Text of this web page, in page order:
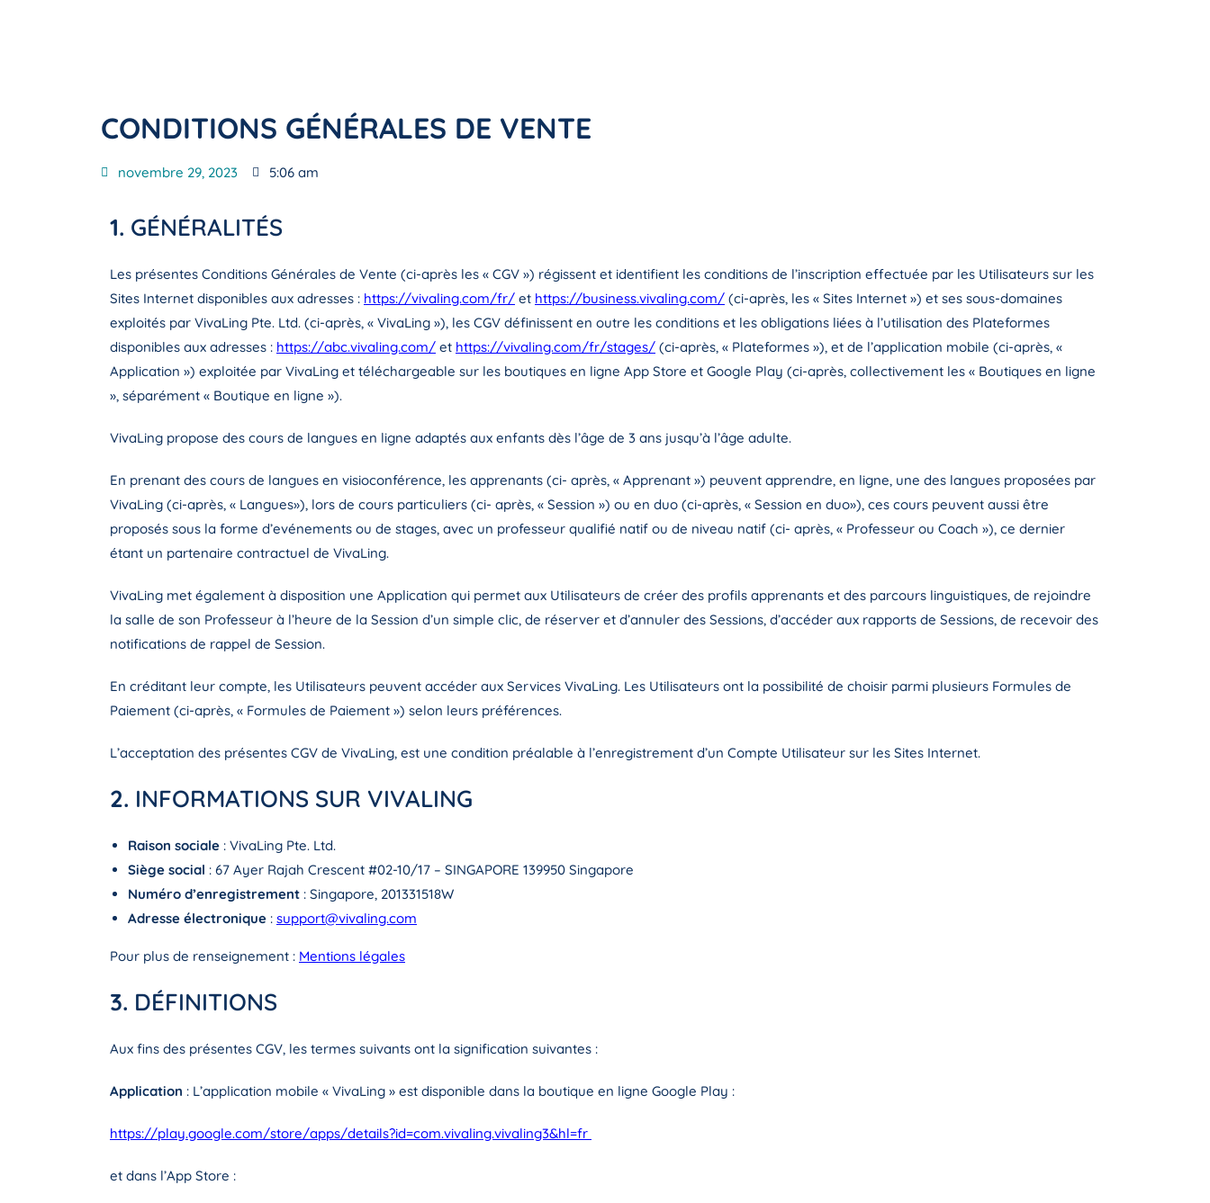
CONDITIONS GÉNÉRALES DE VENTE
novembre 29, 2023 5:06 am
1. GÉNÉRALITÉS
Les présentes Conditions Générales de Vente (ci-après les « CGV ») régissent et identifient les conditions de l’inscription effectuée par les Utilisateurs sur les
Sites Internet disponibles aux adresses : https://vivaling.com/fr/ et https://business.vivaling.com/ (ci-après, les « Sites Internet ») et ses sous-domaines
exploités par VivaLing Pte. Ltd. (ci-après, « VivaLing »), les CGV définissent en outre les conditions et les obligations liées à l’utilisation des Plateformes
disponibles aux adresses : https://abc.vivaling.com/ et https://vivaling.com/fr/stages/ (ci-après, « Plateformes »), et de l’application mobile (ci-après, «
Application ») exploitée par VivaLing et téléchargeable sur les boutiques en ligne App Store et Google Play (ci-après, collectivement les « Boutiques en ligne
», séparément « Boutique en ligne »).
VivaLing propose des cours de langues en ligne adaptés aux enfants dès l’âge de 3 ans jusqu’à l’âge adulte.
En prenant des cours de langues en visioconférence, les apprenants (ci- après, « Apprenant ») peuvent apprendre, en ligne, une des langues proposées par
VivaLing (ci-après, « Langues»), lors de cours particuliers (ci- après, « Session ») ou en duo (ci-après, « Session en duo»), ces cours peuvent aussi être
proposés sous la forme d’evénements ou de stages, avec un professeur qualifié natif ou de niveau natif (ci- après, « Professeur ou Coach »), ce dernier
étant un partenaire contractuel de VivaLing.
VivaLing met également à disposition une Application qui permet aux Utilisateurs de créer des profils apprenants et des parcours linguistiques, de rejoindre
la salle de son Professeur à l’heure de la Session d’un simple clic, de réserver et d’annuler des Sessions, d’accéder aux rapports de Sessions, de recevoir des
notifications de rappel de Session.
En créditant leur compte, les Utilisateurs peuvent accéder aux Services VivaLing. Les Utilisateurs ont la possibilité de choisir parmi plusieurs Formules de
Paiement (ci-après, « Formules de Paiement ») selon leurs préférences.
L’acceptation des présentes CGV de VivaLing, est une condition préalable à l’enregistrement d’un Compte Utilisateur sur les Sites Internet.
2. INFORMATIONS SUR VIVALING
Raison sociale : VivaLing Pte. Ltd.
Siège social : 67 Ayer Rajah Crescent #02-10/17 – SINGAPORE 139950 Singapore
Numéro d’enregistrement : Singapore, 201331518W
Adresse électronique : support@vivaling.com
Pour plus de renseignement : Mentions légales
3. DÉFINITIONS
Aux fins des présentes CGV, les termes suivants ont la signification suivantes :
Application : L’application mobile « VivaLing » est disponible dans la boutique en ligne Google Play :
https://play.google.com/store/apps/details?id=com.vivaling.vivaling3&hl=fr
et dans l’App Store :